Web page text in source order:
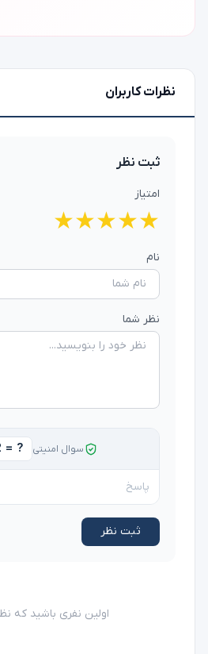
نظرات کاربران
ثبت نظر
امتیاز
★
★
★
★
★
نام
نظر شما
سوال امنیتی = ?
ثبت نظر
اولین نفری باشید که